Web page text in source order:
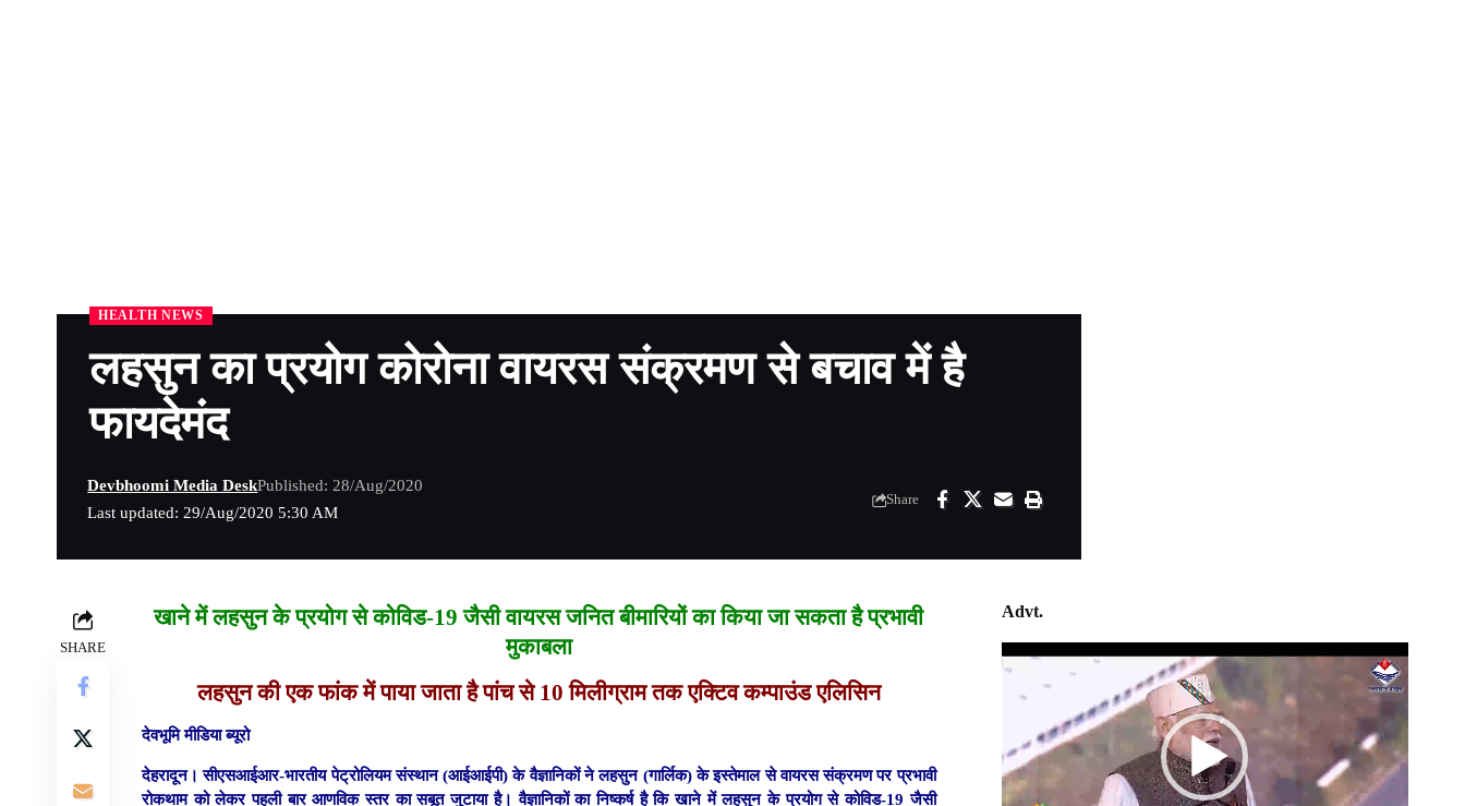
HEALTH NEWS
लहसुन का प्रयोग कोरोना वायरस संक्रमण से बचाव में है
फायदेमंद
Last updated: 29/Aug/2020 5:30 AM
Devbhoomi Media DeskPublished: 28/Aug/2020
Share
SHARE
खाने में लहसुन के प्रयोग से कोविड-19 जैसी वायरस जनित बीमारियों का किया जा सकता है प्रभावी
मुकाबला
लहसुन की एक फांक में पाया जाता है पांच से 10 मिलीग्राम तक एक्टिव कम्पाउंड एलिसिन
देवभूमि मीडिया ब्यूरो
देहरादून। सीएसआईआर-भारतीय पेट्रोलियम संस्थान (आईआईपी) के वैज्ञानिकों ने लहसुन (गार्लिक) के इस्तेमाल से वायरस संक्रमण पर प्रभावी
रोकथाम को लेकर पहली बार आणविक स्तर का सबूत जुटाया है। वैज्ञानिकों का निष्कर्ष है कि खाने में लहसुन के प्रयोग से कोविड-19 जैसी
Advt.
Video